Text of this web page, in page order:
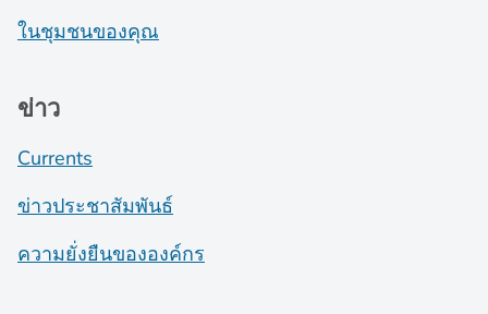
ในชุมชนของคุณ
ข่าว
Currents
ข่าวประชาสัมพันธ์
ความยั่งยืนขององค์กร